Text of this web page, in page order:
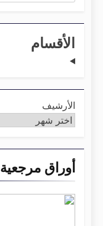
الأقسام
الأرشيف
أوراق مرجعية Reference Papers